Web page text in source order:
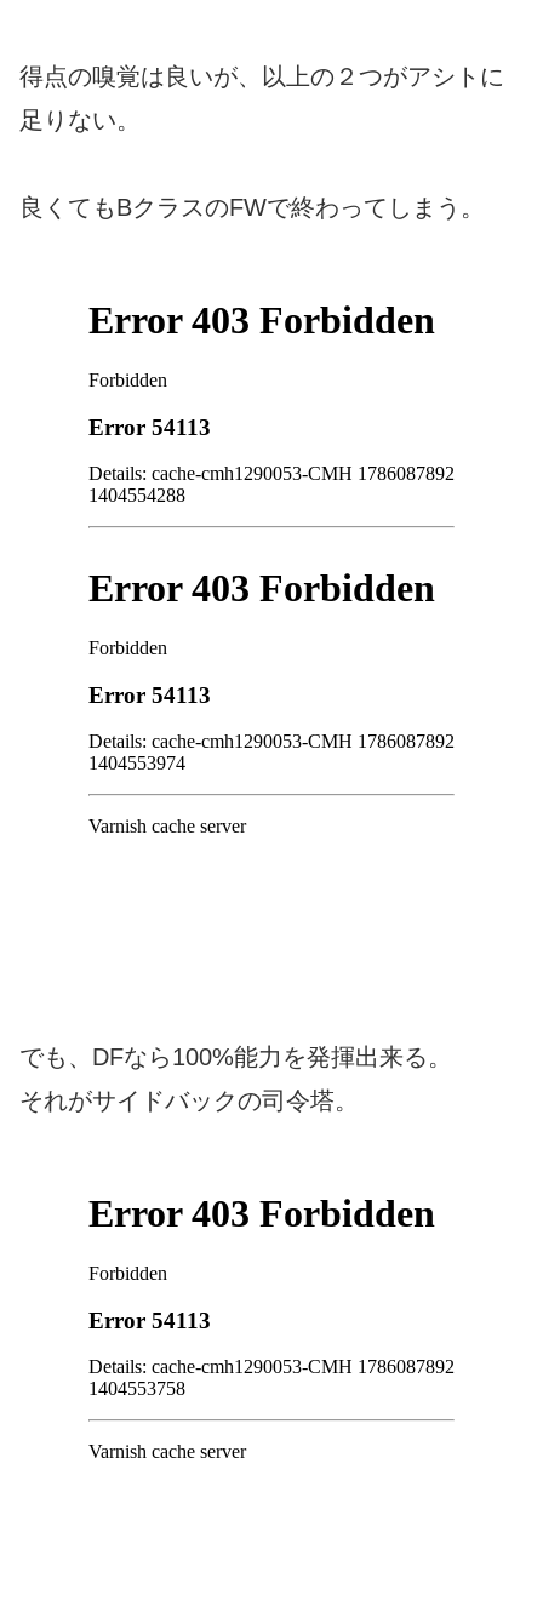
得点の嗅覚は良いが、以上の２つがアシトに
足りない。
良くてもBクラスのFWで終わってしまう。
でも、DFなら100%能力を発揮出来る。
それがサイドバックの司令塔。